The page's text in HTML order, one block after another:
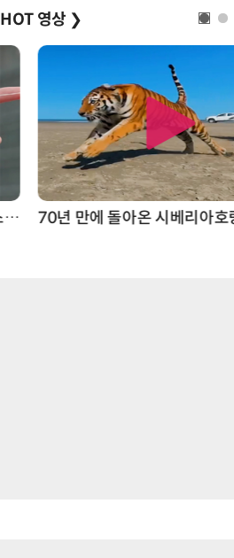
HOT 영상 ❯